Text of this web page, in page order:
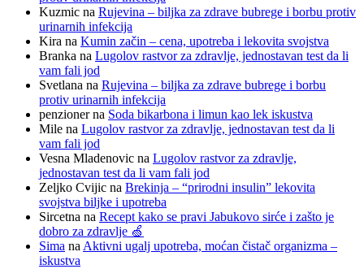
Kuzmic na Rujevina – biljka za zdrave bubrege i borbu protiv
urinarnih infekcija
Kira na Kumin začin – cena, upotreba i lekovita svojstva
Branka na Lugolov rastvor za zdravlje, jednostavan test da li
vam fali jod
Svetlana na Rujevina – biljka za zdrave bubrege i borbu
protiv urinarnih infekcija
penzionerna Soda bikarbona i limun kao lek iskustva
Mile na Lugolov rastvor za zdravlje, jednostavan test da li
vam fali jod
Vesna Mladenovic na Lugolov rastvor za zdravlje,
jednostavan test da li vam fali jod
Zeljko Cvijic na Brekinja – “prirodni insulin” lekovita
svojstva biljke i upotreba
Sircetna na Recept kako se pravi Jabukovo sirće i zašto je
dobro za zdravlje 🍏
Sima naAktivni ugalj upotreba, moćan čistač organizma –
iskustva